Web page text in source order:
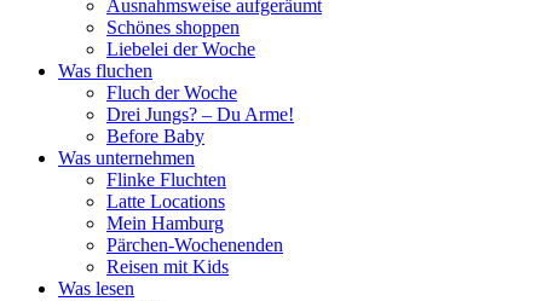
Ausnahmsweise aufgeräumt
Schönes shoppen
Liebelei der Woche
Was fluchen
Fluch der Woche
Drei Jungs? – Du Arme!
Before Baby
Was unternehmen
Flinke Fluchten
Latte Locations
Mein Hamburg
Pärchen-Wochenenden
Reisen mit Kids
Was lesen